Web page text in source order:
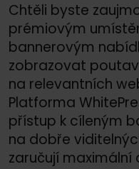
Chtěli byste
prémiovým
bannerovým
zobrazovat
na relevantních
Platforma
přístup k cíleným
na dobře
zaručují maximální